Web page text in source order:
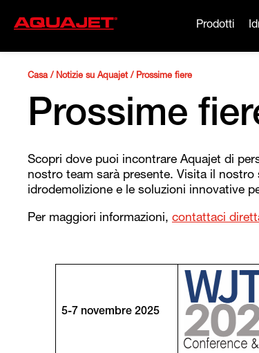
Prodotti
Casa/ Notizie su Aquajet/ Prossime fiere
Prossime
Scopri dove puoi incontrare Aquajet di
nostro team sarà presente. Visita il
idrodemolizione e le soluzioni innovative
Per maggiori informazioni, contattaci
5-7 novembre 2025